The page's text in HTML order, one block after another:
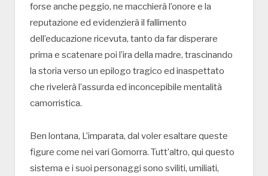
forse anche peggio, ne macchierà l’onore e la
reputazione ed evidenzierà il fallimento
dell’educazione ricevuta, tanto da far disperare
prima e scatenare poi l’ira della madre, trascinando
la storia verso un epilogo tragico ed inaspettato
che rivelerà l’assurda ed inconcepibile mentalità
camorristica.
Ben lontana, L’imparata, dal voler esaltare queste
figure come nei vari Gomorra. Tutt’altro, qui questo
sistema e i suoi personaggi sono sviliti, umiliati,